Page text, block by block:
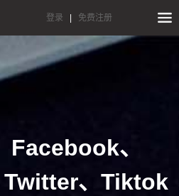
登录 免费注册
、
、Tiktok